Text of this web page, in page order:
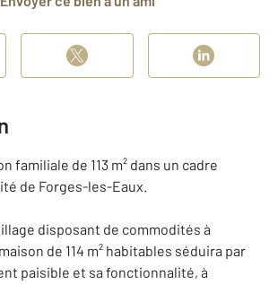
familiale de 113 m² dans un cadre
de Forges-les-Eaux.
disposant de commodités à
de 114 m² habitables séduira par
paisible et sa fonctionnalité, à